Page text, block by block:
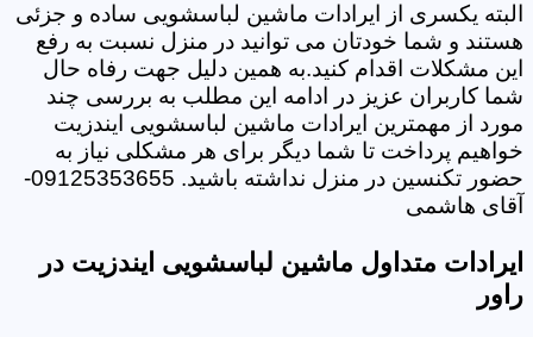
البته یکسری از ایرادات ماشین لباسشویی ساده و جزئی
هستند و شما خودتان می توانید در منزل نسبت به رفع
این مشکلات اقدام کنید.به همین دلیل جهت رفاه حال
شما کاربران عزیز در ادامه این مطلب به بررسی چند
مورد از مهمترین ایرادات ماشین لباسشویی ایندزیت
خواهیم پرداخت تا شما دیگر برای هر مشکلی نیاز به
حضور تکنسین در منزل نداشته باشید. 09125353655-
آقای هاشمی
ایرادات متداول ماشین لباسشویی ایندزیت در
راور